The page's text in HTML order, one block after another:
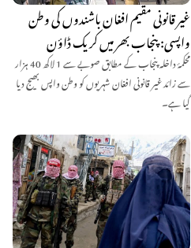
غیر قانونی مقیم افغان باشندوں کی وطن
واپسی: پنجاب بھر میں کریک ڈاؤن
محکمۂ داخلہ پنجاب کے مطابق صوبے سے 1 لاکھ 40 ہزار
سے زائد غیر قانونی افغان شہریوں کو وطن واپس بھیج دیا
گیا ہے۔